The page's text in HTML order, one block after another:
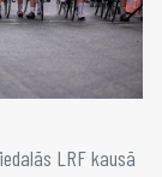
LRF kausā